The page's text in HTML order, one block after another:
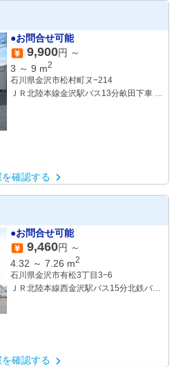
●お問合せ可能
9,900円 ～
3 ～ 9 m2
石川県金沢市松村町ヌ−214
ＪＲ北陸本線金沢駅バス13分畝田下車 徒
確認する
●お問合せ可能
9,460円 ～
4.32 ～ 7.26 m2
石川県金沢市有松3丁目3−6
ＪＲ北陸本線西金沢駅バス15分北鉄バ
確認する